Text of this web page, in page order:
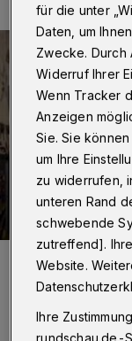
für die unter
Daten, um
Zwecke. Durch
Widerruf Ihrer
Wenn Tracker
Anzeigen
Sie. Sie
um Ihre
zu widerrufen,
unteren Rand
schwebende
zutreffend].
Website.
Ihre